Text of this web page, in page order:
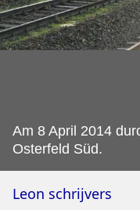
Am 8 April 2014
Osterfeld Süd.
Leon schrijvers